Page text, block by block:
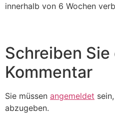
innerhalb von 6 Wochen
Schreiben Sie
Kommentar
Sie müssen angemeldet
abzugeben.